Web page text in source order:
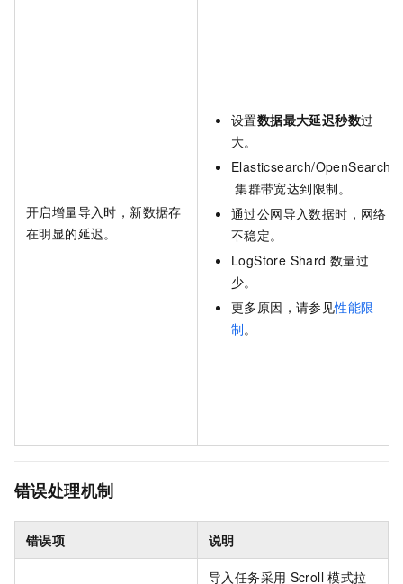
开启增量导入时，新数据存
在明显的延迟。
设置数据最大延迟秒数过
大。
Elasticsearch/OpenSearch
集群带宽达到限制。
通过公网导入数据时，网络
不稳定。
LogStore Shard 数量过
少。
更多原因，请参见性能限
制。
错误处理机制
错误项 说明
导入任务采用 Scroll 模式拉